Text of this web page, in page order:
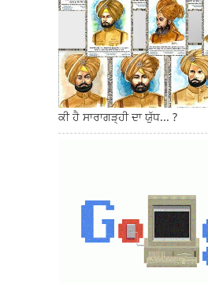
ਕੀ ਹੈ ਸਾਰਾਗੜ੍ਹੀ ਦਾ ਯੁੱਧ... ?